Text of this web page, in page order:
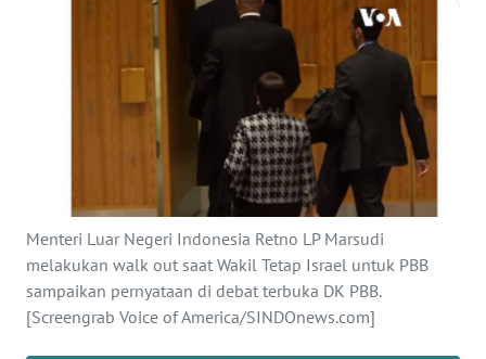
Menteri Luar Negeri Indonesia Retno LP Marsudi
melakukan walk out saat Wakil Tetap Israel untuk PBB
sampaikan pernyataan di debat terbuka DK PBB.
[Screengrab Voice of America/SINDOnews.com]
INTERNASIONAL
SERBA-SERBI